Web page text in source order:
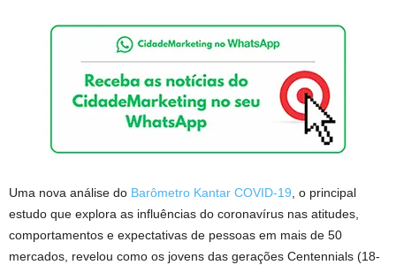
Uma nova análise do Barômetro Kantar COVID-19, o principal
estudo que explora as influências do coronavírus nas atitudes,
comportamentos e expectativas de pessoas em mais de 50
mercados, revelou como os jovens das gerações Centennials (18-